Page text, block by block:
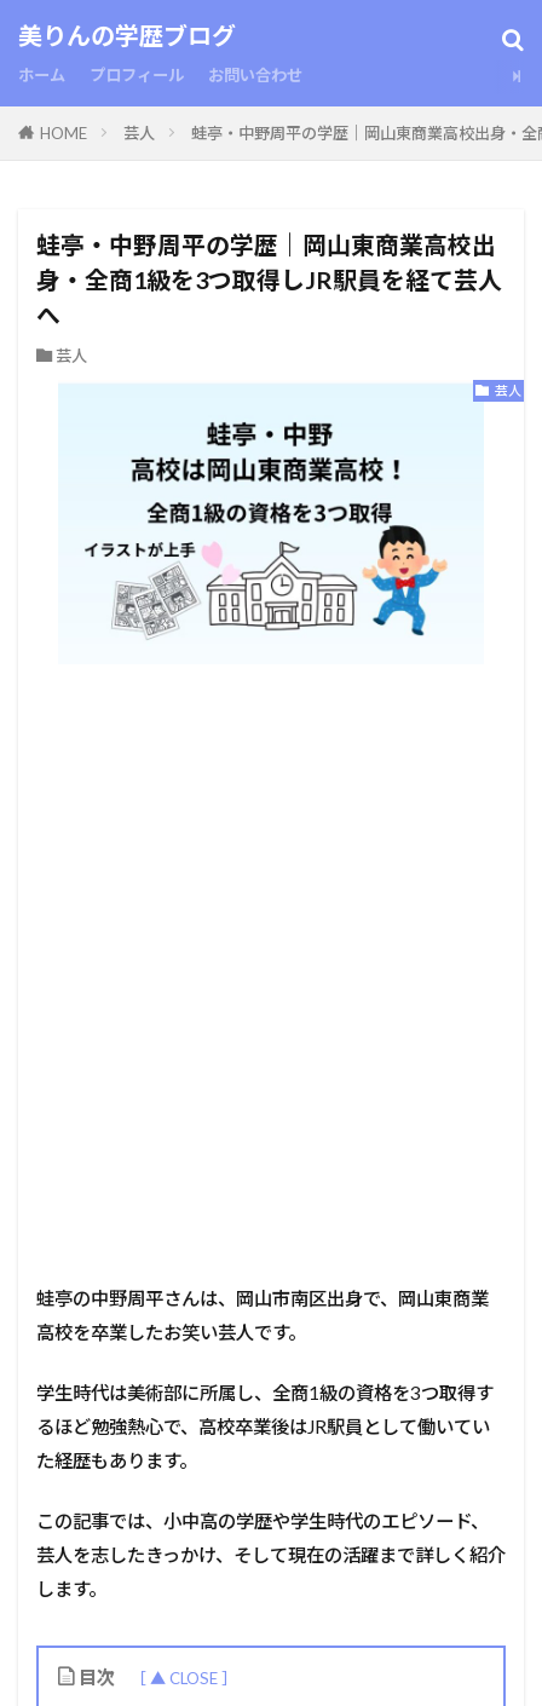
美りんの学歴ブログ
ホーム プロフィール お問い合わせ
HOME 芸人 蛙亭・中野周平の学歴｜岡山東商業高校出身・
蛙亭・中野周平の学歴｜岡山東商業高校出
身・全商1級を3つ取得しJR駅員を経て芸人
へ
芸人
芸人
蛙亭の中野周平さんは、岡山市南区出身で、岡山東商業
高校を卒業したお笑い芸人です。
学生時代は美術部に所属し、全商1級の資格を3つ取得す
るほど勉強熱心で、高校卒業後はJR駅員として働いてい
た経歴もあります。
この記事では、小中高の学歴や学生時代のエピソード、
芸人を志したきっかけ、そして現在の活躍まで詳しく紹介
します。
目次